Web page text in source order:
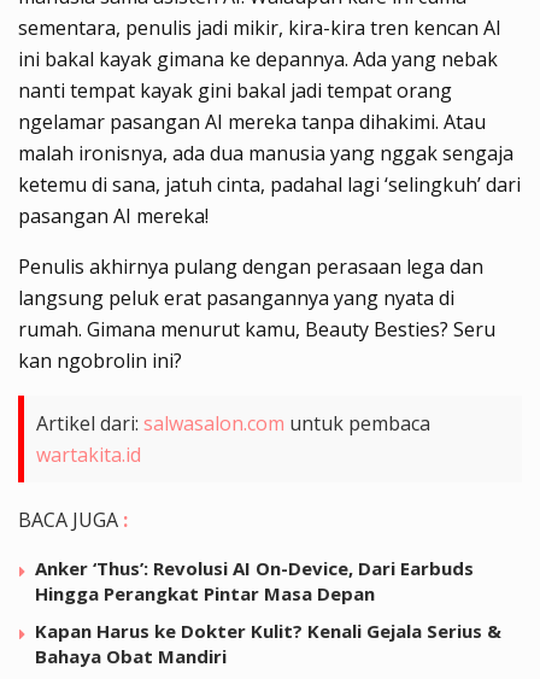
sementara, penulis jadi mikir, kira-kira tren kencan AI
ini bakal kayak gimana ke depannya. Ada yang nebak
nanti tempat kayak gini bakal jadi tempat orang
ngelamar pasangan AI mereka tanpa dihakimi. Atau
malah ironisnya, ada dua manusia yang nggak sengaja
ketemu di sana, jatuh cinta, padahal lagi ‘selingkuh’ dari
pasangan AI mereka!
Penulis akhirnya pulang dengan perasaan lega dan
langsung peluk erat pasangannya yang nyata di
rumah. Gimana menurut kamu, Beauty Besties? Seru
kan ngobrolin ini?
Artikel dari: salwasalon.com untuk pembaca
wartakita.id
BACA JUGA :
Anker ‘Thus’: Revolusi AI On-Device, Dari Earbuds
Hingga Perangkat Pintar Masa Depan
Kapan Harus ke Dokter Kulit? Kenali Gejala Serius &
Bahaya Obat Mandiri